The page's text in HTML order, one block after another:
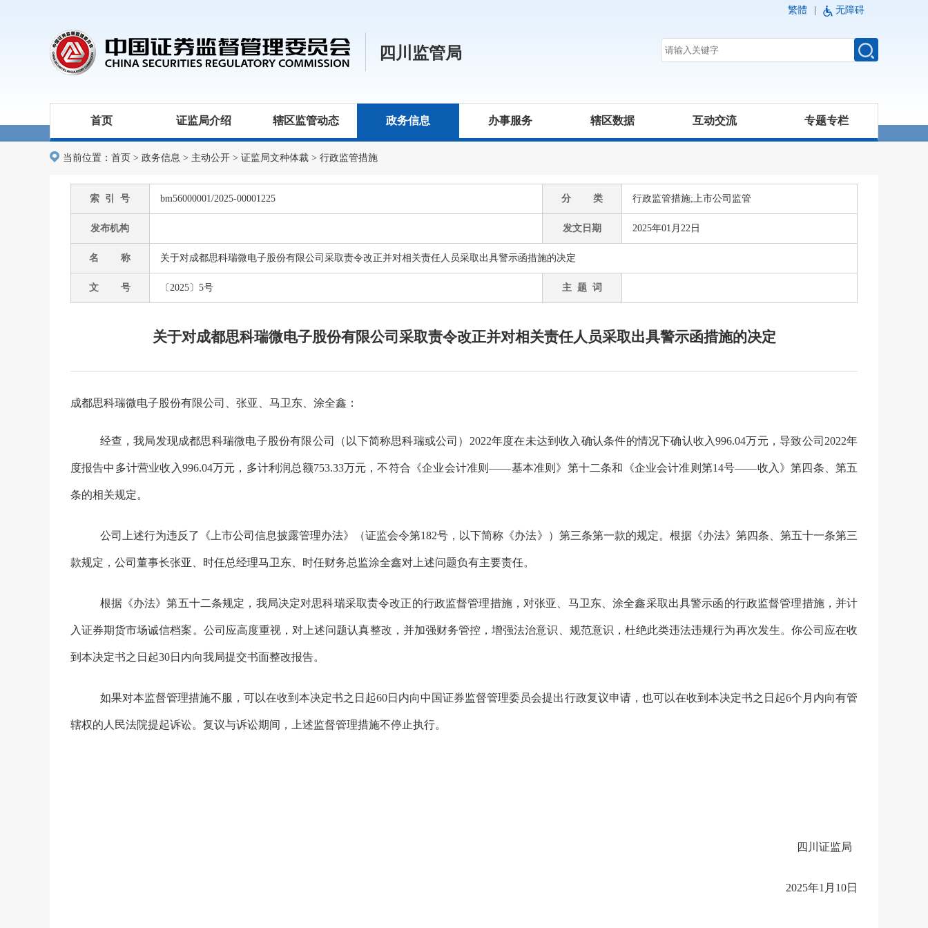
繁體 无障碍
四川监管局
首页 证监局介绍 辖区监管动态 政务信息 办事服务 辖区数据 互动交流 专题专栏
当前位置： 首页 > 政务信息 > 主动公开 > 证监局文种体裁 > 行政监管措施
索 引 号 bm56000001/2025-00001225 分 类 行政监管措施;上市公司监管
发布机构 发文日期 2025年01月22日
名 称 关于对成都思科瑞微电子股份有限公司采取责令改正并对相关责任人员采取出具警示函措施的决定
文 号 〔2025〕5号 主 题 词
关于对成都思科瑞微电子股份有限公司采取责令改正并对相关责任人员采取出具警示函措施的决定
成都思科瑞微电子股份有限公司 、张亚、马卫东、涂全鑫 ：
经查，我局发现成都思科瑞微电子股份有限公司 （以下简称思科瑞或公司） 2022年度在未达到收入确认条件的情况下确认收入996.04万元 ，导致公司 2022年
度报告中多计营业收入996.04万元， 多计利润总额753.33万元 ，不符合《企业会计准则——基本准则》第十二条和《企业会计准则第14号——收入》第四条、第五
条的相关规定。
公司上述行为违反了《上市公司信息披露管理办法》（证监会令第182号 ， 以下简称《办法》 ）第三条第一款的规定。 根据《办法》第四条、第五十一条第三
款规定 ， 公司董事长张亚、时任总经理马卫东、时任财务总监涂全鑫对上述问题负有主要责任。
根据《办法》第五十二条规定，我局决定对思科瑞采取责令改正的行政监督管理措施，对张亚、马卫东、涂全鑫采取出具警示函的行政监督管理措施，并计
入证券期货市场诚信档案。公司应高度重视，对上述问题认真整改，并加强财务管控，增强法治意识、规范意识，杜绝此类违法违规行为再次发生。你公司应在收
到本决定书之日起30日内向我局提交书面整改报告。
如果对本监督管理措施不服，可以在收到本决定书之日起60日内向中国证券监督管理委员会提出行政复议申请，也可以在收到本决定书之日起6个月内向有管
辖权的人民法院提起诉讼。复议与诉讼期间，上述监督管理措施不停止执行。
四川证监局
2025年1月 10日